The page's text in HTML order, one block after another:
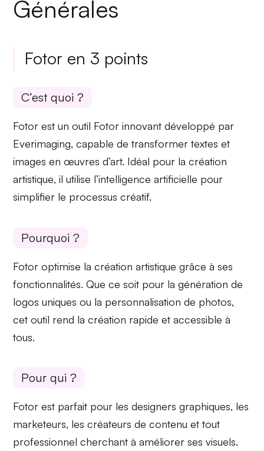
Générales
Fotor en 3 points
C’est quoi ?
Fotor est unoutil Fotor innovant développé par
Everimaging, capable de transformer textes et
images en œuvres d’art. Idéal pour lacréation
artistique, il utilise l’intelligence artificielle pour
simplifier le processus créatif.
Pourquoi ?
Fotor optimise lacréation artistique grâce à ses
fonctionnalités. Que ce soit pour la génération de
logos uniques ou la personnalisation de photos,
cet outil rend la création rapide et accessible à
tous.
Pour qui ?
Fotor est parfait pour lesdesigners graphiques, les
marketeurs, lescréateurs de contenu et tout
professionnel cherchant àaméliorer ses visuels.